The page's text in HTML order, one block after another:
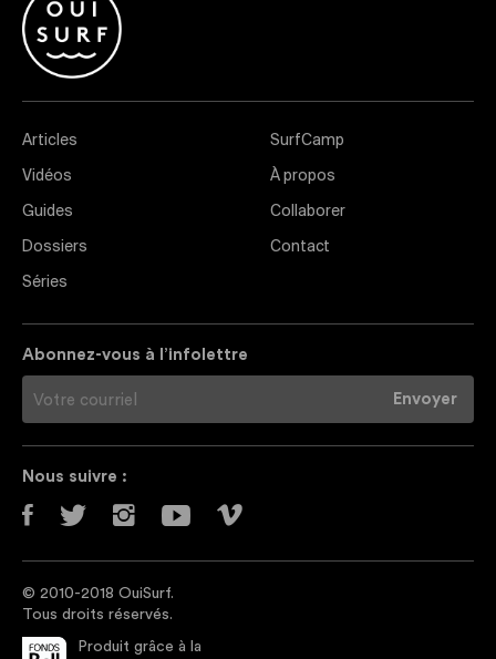
Articles
Vidéos
Guides
Dossiers
Séries
SurfCamp
À propos
Collaborer
Contact
Abonnez-vous à l’infolettre
Nous suivre :
© 2010-2018 OuiSurf.
Tous droits réservés.
Produit grâce à la